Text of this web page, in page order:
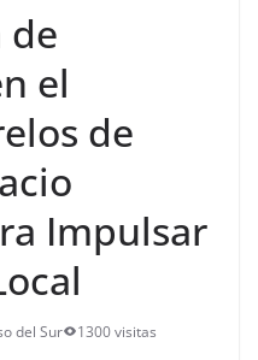
de
el
de
Impulsar
del Sur 1300 visitas